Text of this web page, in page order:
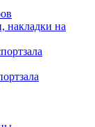
накладки на